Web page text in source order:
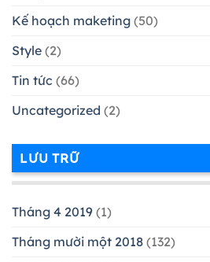
Kế hoạch maketing (50)
Style (2)
Tin tức (66)
Uncategorized (2)
LƯU TRỮ
Tháng 4 2019 (1)
Tháng mười một 2018 (132)